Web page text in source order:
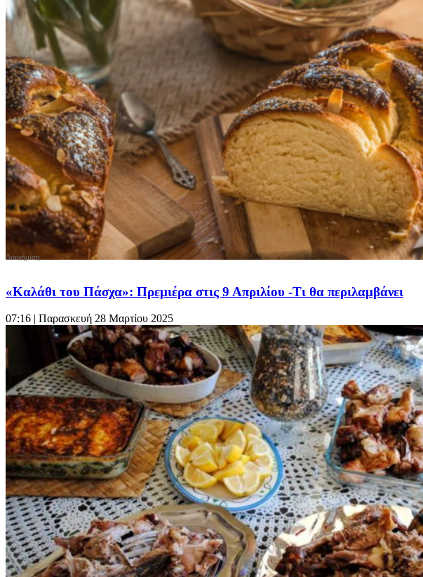
«Καλάθι του Πάσχα»: Πρεμιέρα στις 9 Απριλίου -Τι θα περιλαμβάνει
07:16 | Παρασκευή 28 Μαρτίου 2025